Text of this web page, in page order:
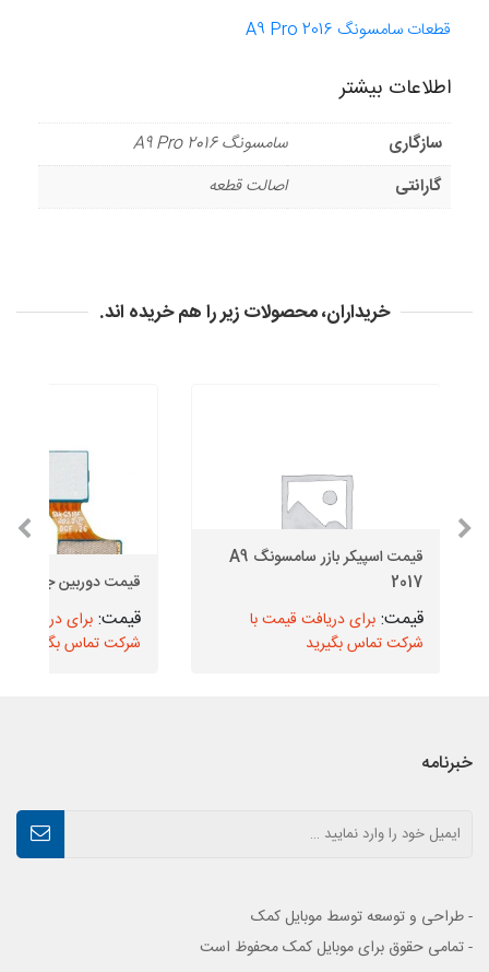
قطعات سامسونگ A9 Pro 2016
اطلاعات بیشتر
سازگاری
سامسونگ A9 Pro 2016
گارانتی
اصالت قطعه
خریداران، محصولات زیر را هم خریده اند.
قیمت اسپیکر بازر سامسونگ A9
2017
برای دریافت قیمت با
شرکت تماس بگیرید
قیمت دوربین جلو J5
برای دریافت
شرکت تماس بگیرید
خبرنامه
- طراحی و توسعه توسط موبایل کمک
- تمامی حقوق برای موبایل کمک محفوظ است